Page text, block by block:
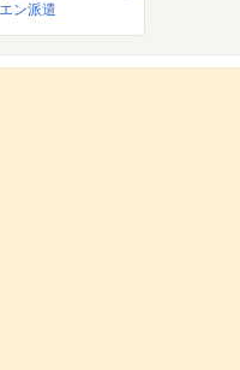
ン派遣